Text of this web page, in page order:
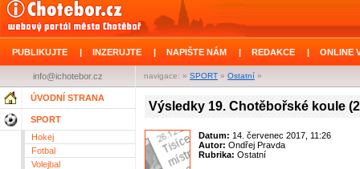
PUBLIKUJTE | INZERUJTE | NAPIŠTE NÁM | REDAKCE | ONLINE
navigace: » SPORT » Ostatní »
info@ichotebor.cz
ÚVODNÍ STRANA
SPORT
Hokej
Fotbal
Volejbal
Výsledky 19. Chotěbořské koule
Datum: 14. červenec 2017, 11:26
Autor: Ondřej Pravda
Rubrika: Ostatní